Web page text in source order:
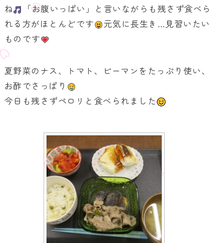
ね
「お腹いっぱい」と言いながらも残さず食べら
れる方がほとんどです
元気に長生き…見習いたい
ものです
夏野菜のナス、トマト、ピーマンをたっぷり使い、
お酢でさっぱり
今日も残さずペロリと食べられました